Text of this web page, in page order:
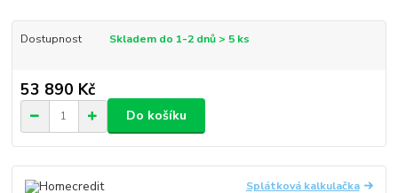
Dostupnost Skladem do 1-2 dnů > 5 ks
53 890 Kč
Do košíku
Splátková kalkulačka